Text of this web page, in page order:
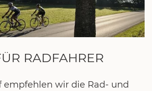
RADFAHRER
empfehlen wir die Rad- und